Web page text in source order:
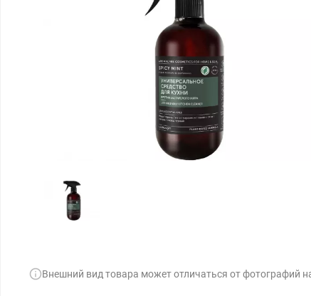
Внешний вид товара может отличаться от фотографий